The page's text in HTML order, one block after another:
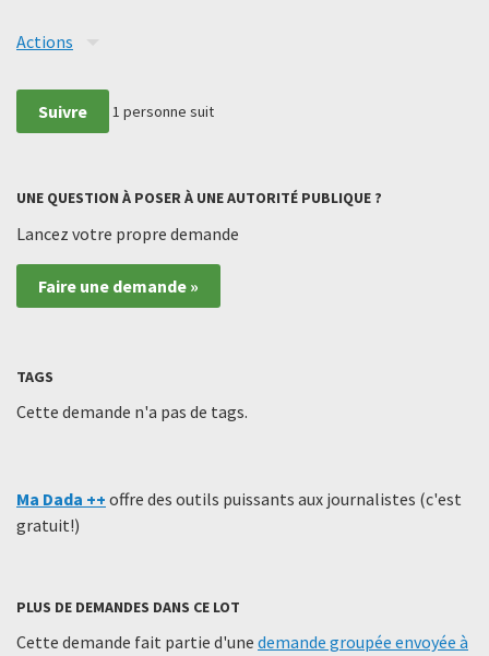
Actions
Suivre 1 personne suit
UNE QUESTION À POSER À UNE AUTORITÉ PUBLIQUE ?
Lancez votre propre demande
Faire une demande »
TAGS
Cette demande n'a pas de tags.
Ma Dada ++ offre des outils puissants aux journalistes (c'est
gratuit!)
PLUS DE DEMANDES DANS CE LOT
Cette demande fait partie d'une demande groupée envoyée à